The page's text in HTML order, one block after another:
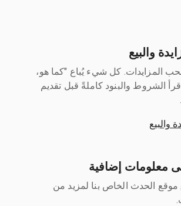
والبيع
المزايدات. كل شيء يُباع "كما هو،
الشروط والبنود كاملةً قبل تقديم
والبيع
معلومات إضافية
الحدث الخاص بنا لمزيد من